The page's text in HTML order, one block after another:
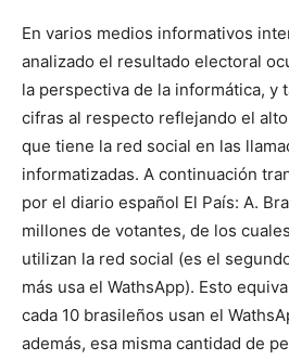
En varios medios informativos
analizado el resultado electoral
la perspectiva de la informática, y
cifras al respecto reflejando el
que tiene la red social en las
informatizadas. A continuación
por el diario español El País: A.
millones de votantes, de los
utilizan la red social (es el
más usa el WathsApp). Esto
cada 10 brasileños usan el
además, esa misma cantidad de